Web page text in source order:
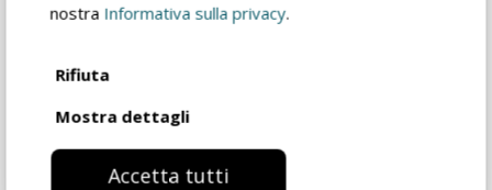
nostra Informativa sulla privacy.
Rifiuta
Mostra dettagli
Accetta tutti